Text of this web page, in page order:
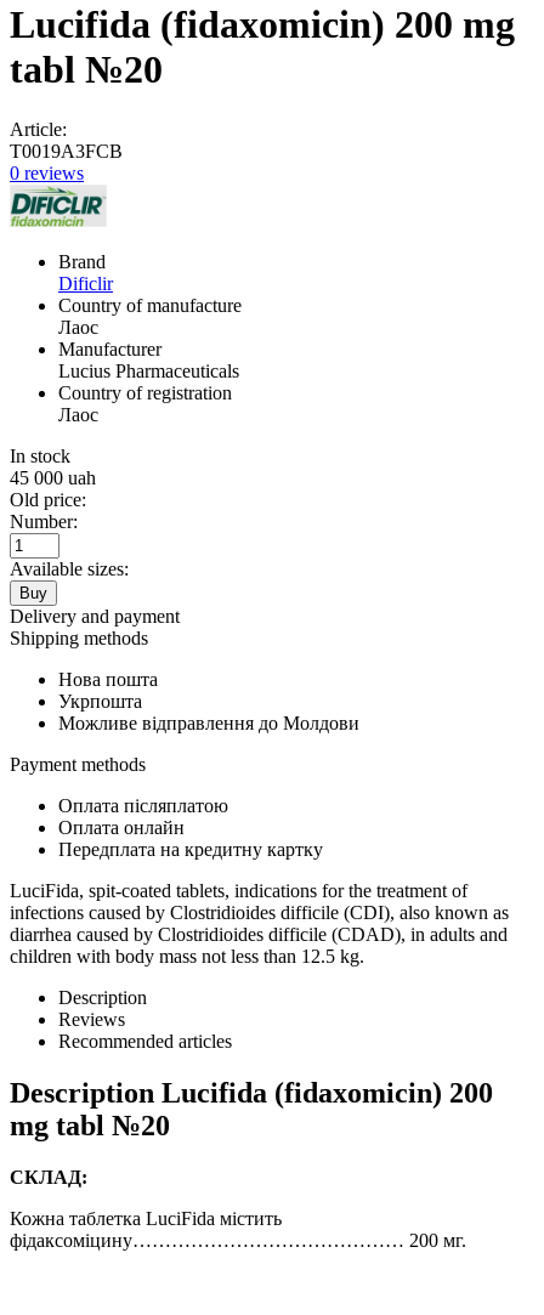
Lucifida (fidaxomicin) 200 mg
tabl №20
Article:
T0019A3FCB
0 reviews
Brand
Dificlir
Country of manufacture
Лаос
Manufacturer
Lucius Pharmaceuticals
Country of registration
Лаос
In stock
45 000 uah
Old price:
Number:
Available sizes:
Buy
Delivery and payment
Shipping methods
Нова пошта
Укрпошта
Можливе відправлення до Молдови
Payment methods
Оплата післяплатою
Оплата онлайн
Передплата на кредитну картку
LuciFida, spit-coated tablets, indications for the treatment of
infections caused by Clostridioides difficile (CDI), also known as
diarrhea caused by Clostridioides difficile (CDAD), in adults and
children with body mass not less than 12.5 kg.
Description
Reviews
Recommended articles
Description Lucifida (fidaxomicin) 200
mg tabl №20
СКЛАД:
Кожна таблетка LuciFida містить
фідаксоміцину…………………………………… 200 мг.